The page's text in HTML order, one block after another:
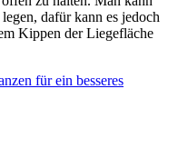
dafür kann es jedoch
Kippen der Liegefläche
für ein besseres